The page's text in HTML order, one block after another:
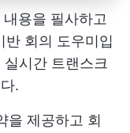
용을 필사하고
회의 도우미입
시간 트랜스크
.
을 제공하고 회